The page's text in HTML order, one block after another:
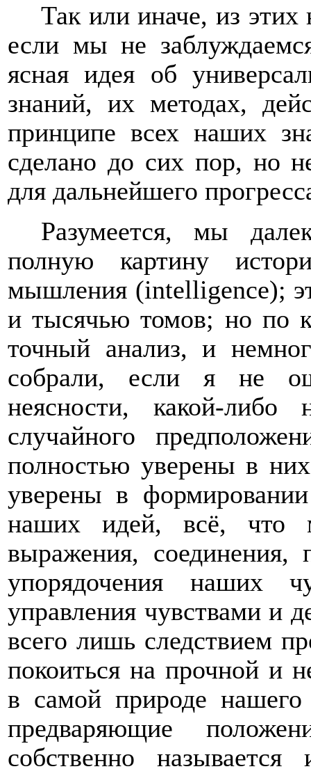
Так или иначе, из
если мы не
ясная идея об
знаний, их методах,
принципе всех наших
сделано до сих пор, но
для дальнейшего
Разумеется, мы
полную картину
мышления (intelligence);
и тысячью томов; но по
точный анализ, и
собрали, если я не
неясности, какой-либо
случайного
полностью уверены в
уверены в
наших идей, всё, что
выражения, соединения,
упорядочения наших
управления чувствами и
всего лишь следствием
покоиться на прочной и
в самой природе
предваряющие
собственно